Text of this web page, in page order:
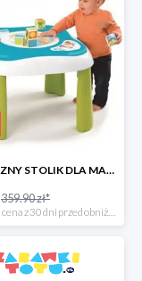
BEZPIECZNY STOLIK DLA MALUCHA 2W1 - COOTONS SMOBY
359.90 zł*
*najniższa cena z 30 dni przed obniżką